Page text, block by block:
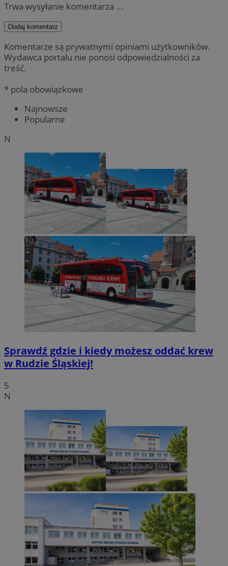
Trwa wysyłanie komentarza ...
Dodaj komentarz
Komentarze są prywatnymi opiniami użytkowników.
Wydawca portalu nie ponosi odpowiedzialności za
treść.
* pola obowiązkowe
Najnowsze
Popularne
N
Sprawdź gdzie i kiedy możesz oddać krew
w Rudzie Śląskiej!
5
N